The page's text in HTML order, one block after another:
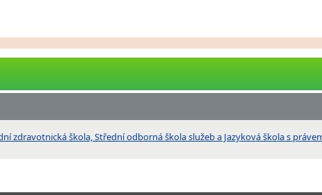
zdravotnická škola, Střední odborná škola služeb a Jazyková škola s